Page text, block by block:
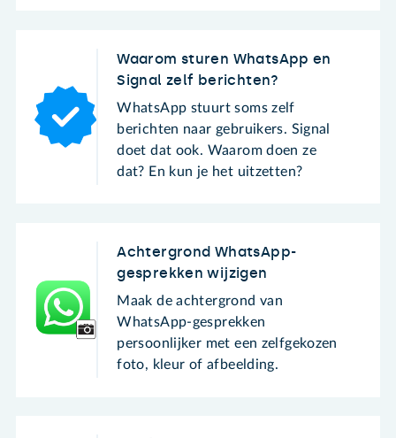
Waarom sturen WhatsApp en
Signal zelf berichten?
WhatsApp stuurt soms zelf
berichten naar gebruikers. Signal
doet dat ook. Waarom doen ze
dat? En kun je het uitzetten?
Achtergrond WhatsApp-
gesprekken wijzigen
Maak de achtergrond van
WhatsApp-gesprekken
persoonlijker met een zelfgekozen
foto, kleur of afbeelding.